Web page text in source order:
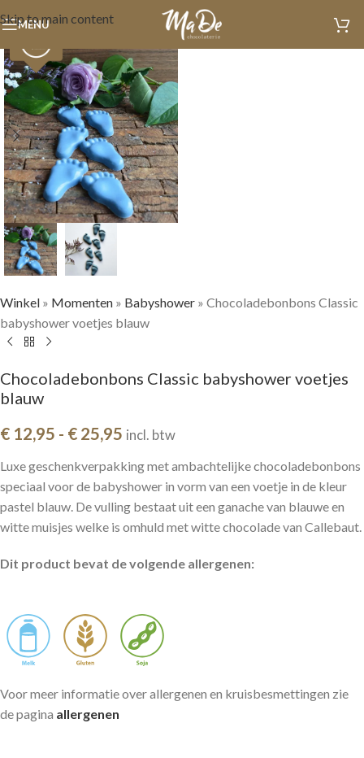
Skip to main content
MENU
Winkel » Momenten » Babyshower » Chocoladebonbons Classic
babyshower voetjes blauw
Chocoladebonbons Classic babyshower voetjes
blauw
€ 12,95 - € 25,95 incl. btw
Luxe geschenkverpakking met ambachtelijke chocoladebonbons
speciaal voor de babyshower in vorm van een voetje in de kleur
pastel blauw. De vulling bestaat uit een ganache van blauwe en
witte muisjes welke is omhuld met witte chocolade van Callebaut.
Dit product bevat de volgende allergenen:
Voor meer informatie over allergenen en kruisbesmettingen zie
de pagina allergenen